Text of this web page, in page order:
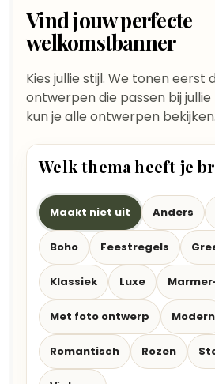
Vind jouw perfecte
welkomstbanner
Kies jullie stijl. We tonen eerst
ontwerpen die passen bij
kun je alle ontwerpen bekijken.
Welk thema heeft je
Maakt niet uit Anders
Boho Feestregels
Klassiek Luxe
Met foto ontwerp Modern
Romantisch Rozen